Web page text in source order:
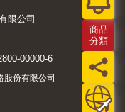
商品
分類
限公司
00000-6
份有限公司